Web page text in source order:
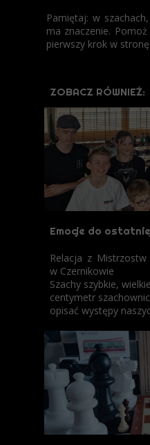
Pamiętaj: w
ma znaczenie.
pierwszy krok w
ZOBACZ RÓWNIEŻ:
Emocje do
Relacja z
w Czernikowie
​Szachy szybkie,
centymetr
opisać występy